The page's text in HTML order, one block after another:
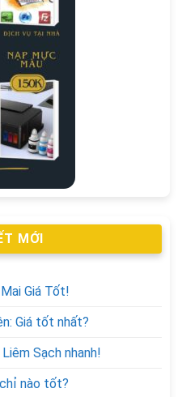
MỚI
Giá Tốt!
Giá tốt nhất?
Sạch nhanh!
nào tốt?